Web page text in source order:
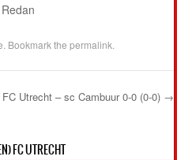
. Bookmark thepermalink
FC Utrecht – sc Cambuur 0-0 (0-0) →
FC UTRECHT